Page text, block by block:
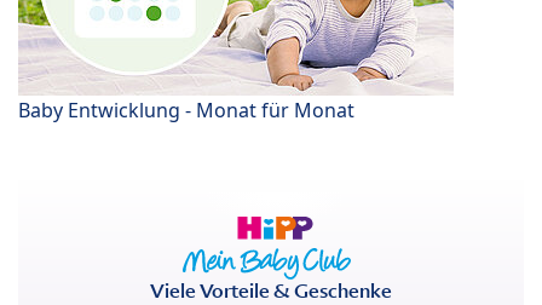
Baby Entwicklung - Monat für Monat
Viele Vorteile & Geschenke